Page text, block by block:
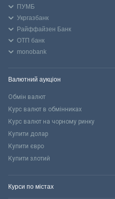
ПУМБ
Укргазбанк
Райффайзен Банк
ОТП банк
monobank
Валютний аукціон
Обмін валют
Курс валют в обмінниках
Курс валют на чорному ринку
Купити долар
Купити євро
Купити злотий
Курси по містах